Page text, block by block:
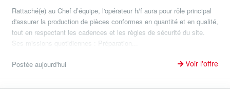
Rattaché(e) au Chef d’équipe, l'opérateur h/f aura pour rôle principal
d'assurer la production de pièces conformes en quantité et en qualité,
tout en respectant les cadences et les règles de sécurité du site.
Ses missions quotidiennes : Préparation...
Postée aujourd'hui Voir l'offre